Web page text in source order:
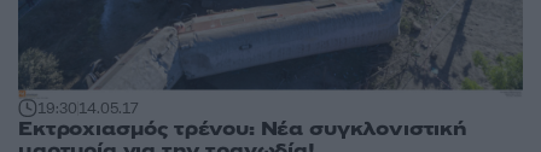
19:3014.05.17
Εκτροχιασμός τρένου: Νέα συγκλονιστική